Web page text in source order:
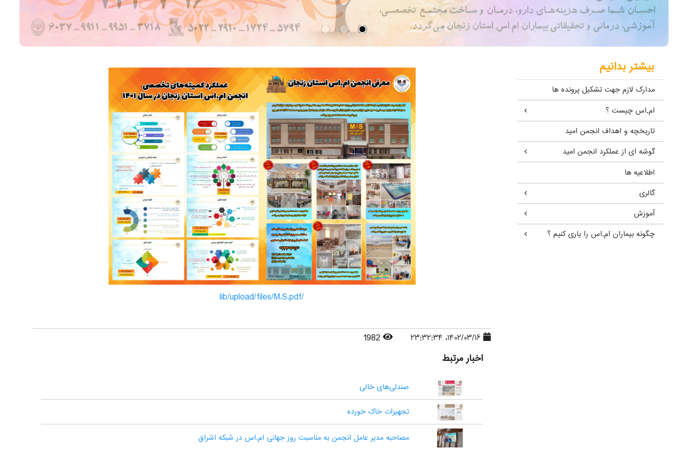
بیشتر بدانیم
مدارک لازم جهت تشکیل پرونده ها
ام.اس چیست ؟
تاریخچه و اهداف انجمن امید
گوشه ای از عملکرد انجمن امید
اطلاعیه ها
گالری
آموزش
چگونه بیماران ام.اس را یاری کنیم ؟
/lib/upload/files/M.S.pdf
اخبار مرتبط
صندلی‌های خالی
تجهیزات خاک خورده
مصاحبه مدیر عامل انجمن به مناسبت روز جهانی ام.اس در شبکه اشراق